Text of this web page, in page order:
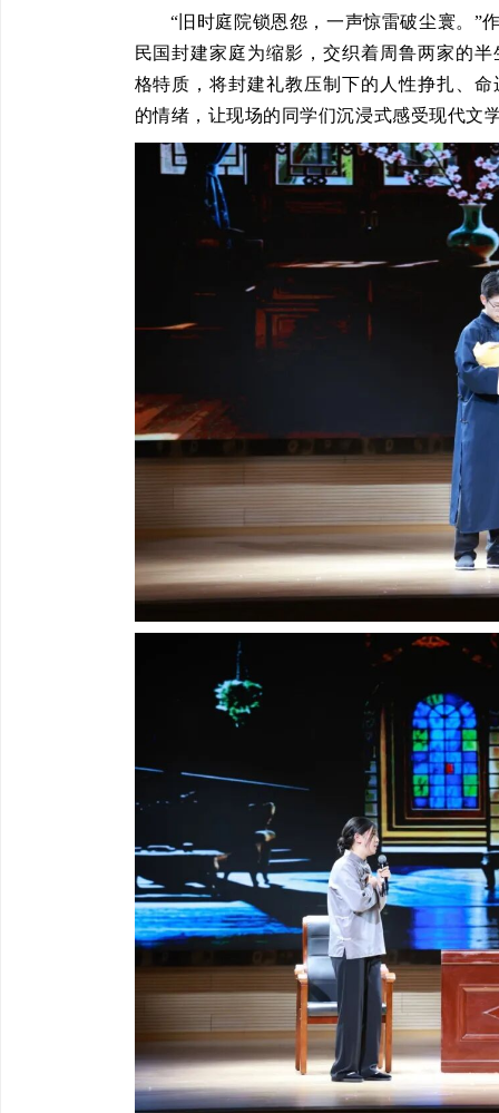
“旧时庭院锁恩怨，一声惊雷破尘寰。”
民国封建家庭为缩影，交织着周鲁两家的
格特质，将封建礼教压制下的人性挣扎、
的情绪，让现场的同学们沉浸式感受现代文